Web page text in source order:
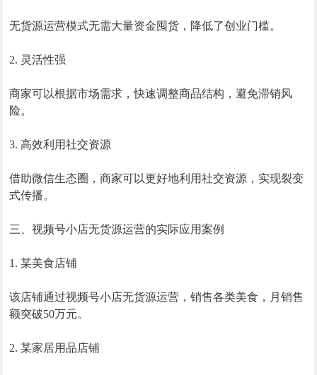
无货源运营模式无需大量资金囤货，降低了创业门槛。
2. 灵活性强
商家可以根据市场需求，快速调整商品结构，避免滞销风
险。
3. 高效利用社交资源
借助微信生态圈，商家可以更好地利用社交资源，实现裂变
式传播。
三、视频号小店无货源运营的实际应用案例
1. 某美食店铺
该店铺通过视频号小店无货源运营，销售各类美食，月销售
额突破50万元。
2. 某家居用品店铺